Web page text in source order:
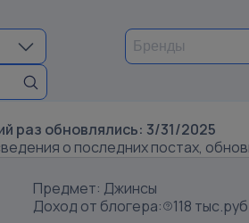
раз обновлялись: 3/31/2025
о последних постах,
Предмет: Джинсы
Доход от блогера:
118